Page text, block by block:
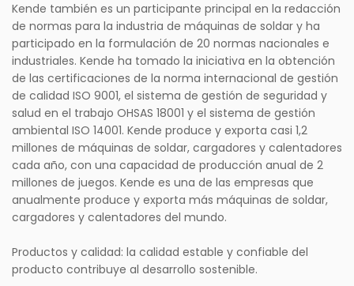
Kende también es un participante principal en la redacción
de normas para la industria de máquinas de soldar y ha
participado en la formulación de 20 normas nacionales e
industriales. Kende ha tomado la iniciativa en la obtención
de las certificaciones de la norma internacional de gestión
de calidad ISO 9001, el sistema de gestión de seguridad y
salud en el trabajo OHSAS 18001 y el sistema de gestión
ambiental ISO 14001. Kende produce y exporta casi 1,2
millones de máquinas de soldar, cargadores y calentadores
cada año, con una capacidad de producción anual de 2
millones de juegos. Kende es una de las empresas que
anualmente produce y exporta más máquinas de soldar,
cargadores y calentadores del mundo.
Productos y calidad: la calidad estable y confiable del
producto contribuye al desarrollo sostenible.